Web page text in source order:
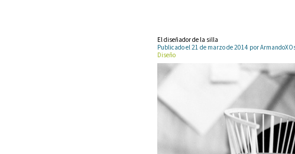
El diseñador de la silla
Publicado el 21 de marzo de 2014 por
Diseño